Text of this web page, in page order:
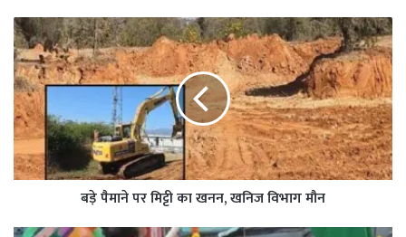
बड़े पैमाने पर मिट्टी का खनन, खनिज विभाग मौन